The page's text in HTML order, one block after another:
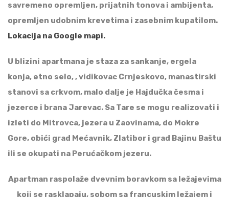
savremeno opremljen, prijatnih tonova i ambijenta,
opremljen udobnim krevetima i zasebnim kupatilom.
Lokacija na Google mapi.
U blizini apartmana je staza za sankanje, ergela
konja, etno selo, , vidikovac Crnjeskovo, manastirski
stanovi sa crkvom, malo dalje je Hajdučka česma i
jezerce i brana Jarevac. Sa Tare se mogu realizovati i
izleti do Mitrovca, jezera u Zaovinama, do Mokre
Gore, obići grad Mećavnik, Zlatibor i grad Bajinu Baštu
ili se okupati na Perućačkom jezeru.
Apartman raspolaže dvevnim boravkom sa ležajevima
koji se rasklapaju, sobom sa francuskim ležajem i